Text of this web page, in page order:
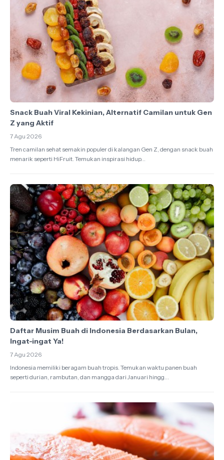
Snack Buah Viral Kekinian, Alternatif Camilan untuk Gen
Z yang Aktif
7 Agu 2026
Tren camilan sehat semakin populer di kalangan Gen Z, dengan snack buah
menarik seperti HiFruit. Temukan inspirasi hidup...
Daftar Musim Buah di Indonesia Berdasarkan Bulan,
Ingat-ingat Ya!
7 Agu 2026
Indonesia memiliki beragam buah tropis. Temukan waktu panen buah
seperti durian, rambutan, dan mangga dari Januari hingg...